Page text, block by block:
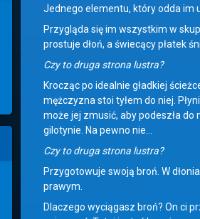
Jednego elementu, który odda im
Przygląda się im wszystkim w
prostuje dłoń, a świecący płatek
Czy to druga strona lustra?
Krocząc po idealnie gładkiej
mężczyzna stoi tyłem do niej.
może jej zmusić, aby podeszła do
gilotynie. Na pewno nie…
Czy to druga strona lustra?
Przygotowuje swoją broń. W
prawym.
Dlaczego wyciągasz broń? On ci